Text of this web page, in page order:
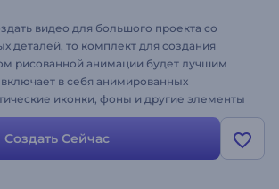
видео для большого проекта со
деталей, то комплект для создания
рисованной анимации будет лучшим
в себя анимированных
иконки, фоны и другие элементы
интересного ролика. В шаблоне
- готовые сценарии для видео о
услугах, компаниях и многого другого.
Создать Сейчас